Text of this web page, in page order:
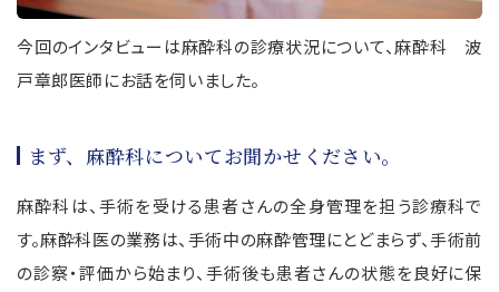
今回のインタビューは麻酔科の診療状況について、麻酔科 波
戸章郎医師にお話を伺いました。
まず、麻酔科についてお聞かせください。
麻酔科は、手術を受ける患者さんの全身管理を担う診療科で
す。麻酔科医の業務は、手術中の麻酔管理にとどまらず、手術前
の診察・評価から始まり、手術後も患者さんの状態を良好に保